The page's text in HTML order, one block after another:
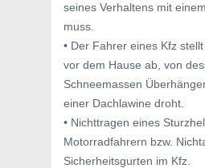
seines Verhaltens mit
muss.
• Der Fahrer eines Kfz
vor dem Hause ab, von
Schneemassen
einer Dachlawine droht.
• Nichttragen eines
Motorradfahrern bzw.
Sicherheitsgurten im Kfz.